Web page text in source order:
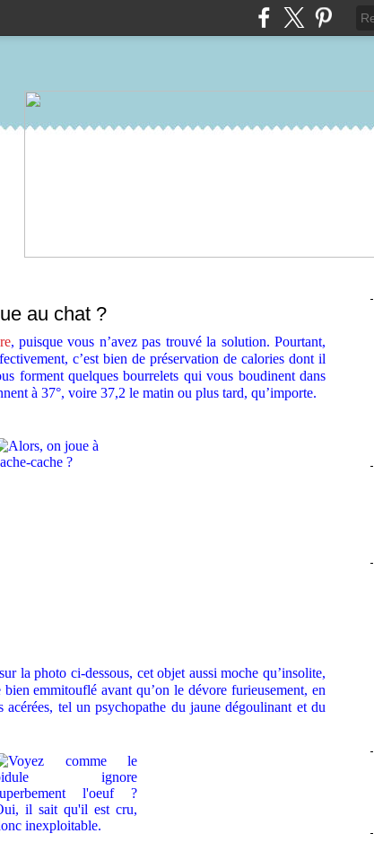
au chat ?
, puisque vous n’avez pas trouvé la solution. Pourtant,
c’est bien de préservation de calories dont il
forment quelques bourrelets qui vous boudinent dans
à 37°, voire 37,2 le matin ou plus tard, qu’importe.
la photo ci-dessous, cet objet aussi moche qu’insolite,
emmitouflé avant qu’on le dévore furieusement, en
tel un psychopathe du jaune dégoulinant et du